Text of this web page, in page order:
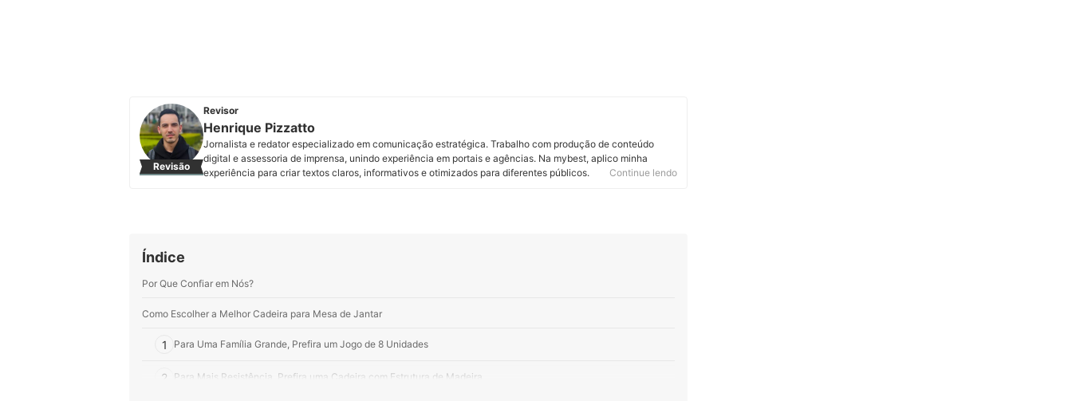
Revisão
Revisor
Henrique Pizzatto
Jornalista e redator especializado em comunicação estratégica. Trabalho com produção de conteúdo
digital e assessoria de imprensa, unindo experiência em portais e agências. Na mybest, aplico minha
experiência para criar textos claros, informativos e otimizados para diferentes públicos.
Continue lendo
Índice
Por Que Confiar em Nós?
Como Escolher a Melhor Cadeira para Mesa de Jantar
1 Para Uma Família Grande, Prefira um Jogo de 8 Unidades
2 Para Mais Resistência, Prefira uma Cadeira com Estrutura de Madeira